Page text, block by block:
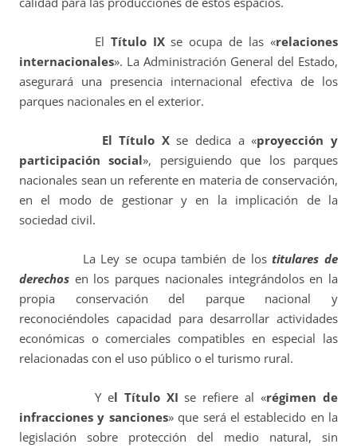
El Título IXse ocupa de las «relaciones
internacionales». La Administración General del Estado,
asegurará una presencia internacional efectiva de los
parques nacionales en el exterior.
El Título Xse dedica a «proyección y
participación social», persiguiendo que los parques
nacionales sean un referente en materia de conservación,
en el modo de gestionar y en la implicación de la
sociedad civil.
La Ley se ocupa también de lostitulares de
derechos en los parques nacionales integrándolos en la
propia conservación del parque nacional y
reconociéndoles capacidad para desarrollar actividades
económicas o comerciales compatibles en especial las
relacionadas con el uso público o el turismo rural.
Y el Título XI se refiere al «régimen de
infracciones y sanciones» que será el establecido en la
legislación sobre protección del medio natural, sin